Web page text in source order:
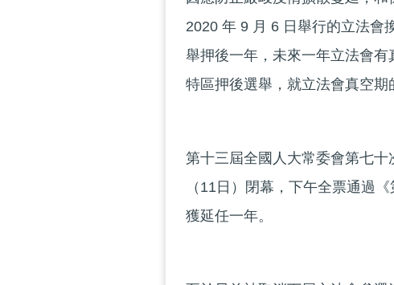
2020 年 9 月 6 日舉行的立法會
舉押後一年，未來一年立法會
特區押後選舉，就立法會真空期
第十三屆全國人大常委會第七
（11日）閉幕，下午全票通過
獲延任一年。